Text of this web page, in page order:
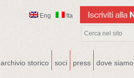
Eng Ita
archivio storico soci press dove siamo